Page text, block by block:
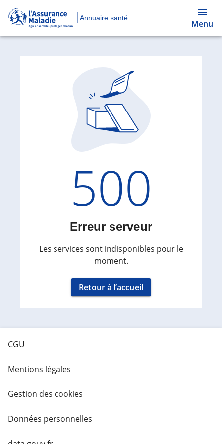
Annuaire santé
Menu
Code
500
Erreur serveur
Les services sont indisponibles pour le
moment.
Retour à l’accueil
CGU
Mentions légales
Gestion des cookies
Données personnelles